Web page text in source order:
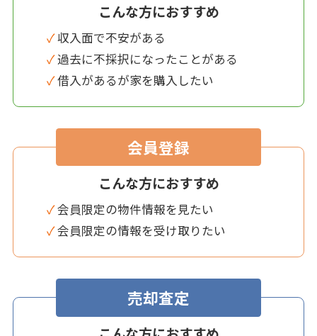
こんな方におすすめ
✓ 収入面で不安がある
✓ 過去に不採択になったことがある
✓ 借入があるが家を購入したい
会員登録
こんな方におすすめ
✓ 会員限定の物件情報を見たい
✓ 会員限定の情報を受け取りたい
売却査定